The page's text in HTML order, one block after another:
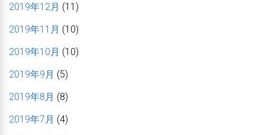
2019年12月 (11)
2019年11月 (10)
2019年10月 (10)
2019年9月 (5)
2019年8月 (8)
2019年7月 (4)